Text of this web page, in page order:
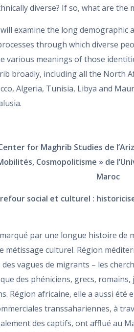
diverse? If so, what are
examine the long
through which diverse
various meanings of those
broadly, including all the North
Algeria, Tunisia, Libya and
for Maghrib Studies de
Cosmopolitisme » de
Maroc
social et culturel :
par une longue histoire de
métissage culturel. Région
des vagues de migrants – les
des phéniciens, grecs,
Région africaine, elle a aussi été
transsahariennes, à
des captifs, ont afflué au